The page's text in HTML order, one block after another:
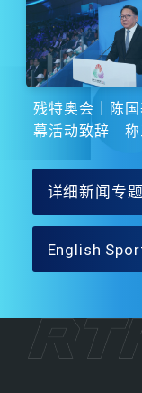
残特奥会｜陈国
幕活动致辞 称
详细新闻专题
English